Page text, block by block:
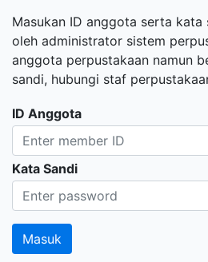
Masukan ID anggota serta
oleh administrator sistem
anggota perpustakaan namun
sandi, hubungi staf
ID Anggota
Kata Sandi